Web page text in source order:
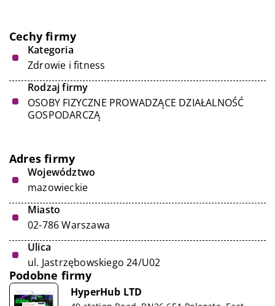
Cechy firmy
Kategoria
Zdrowie i fitness
Rodzaj firmy
OSOBY FIZYCZNE PROWADZĄCE DZIAŁALNOŚĆ
GOSPODARCZĄ
Adres firmy
Województwo
mazowieckie
Miasto
02-786 Warszawa
Ulica
ul. Jastrzębowskiego 24/U02
Podobne firmy
HyperHub LTD